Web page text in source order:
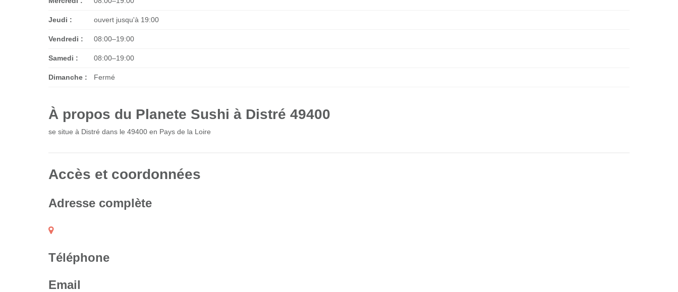
Jeudi : ouvert jusqu'à 19:00
Vendredi : 08:00–19:00
Samedi : 08:00–19:00
Dimanche : Fermé
À propos du Planete Sushi à Distré 49400
se situe à Distré dans le 49400 en Pays de la Loire
Accès et coordonnées
Adresse complète
Téléphone
Email